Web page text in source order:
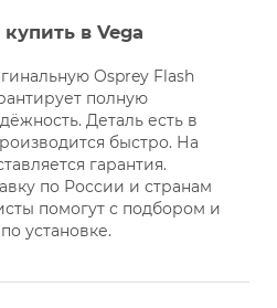
в Vega
Osprey Flash
полную
Деталь есть в
быстро. На
гарантия.
по России и странам
помогут с подбором и
установке.